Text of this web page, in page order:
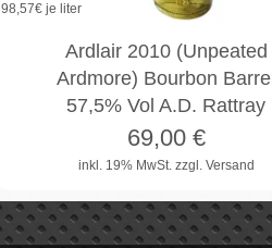
98,57€ je liter
Ardlair 2010 (Unpeated
Ardmore) Bourbon Barrel
57,5% Vol A.D. Rattray
inkl. 19% MwSt. zzgl. Versand
69,00€